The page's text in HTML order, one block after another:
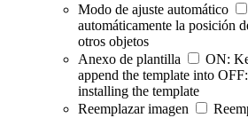
Modo de ajuste automático
automáticamente la posición
otros objetos
Anexo de plantilla
ON:
append the template into
installing the template
Reemplazar imagen